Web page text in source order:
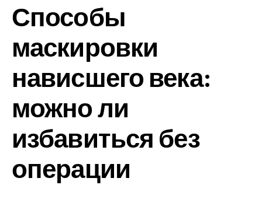
Способы
маскировки
нависшего века:
можно ли
избавиться без
операции